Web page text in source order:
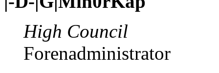
High Council
Forenadministrator